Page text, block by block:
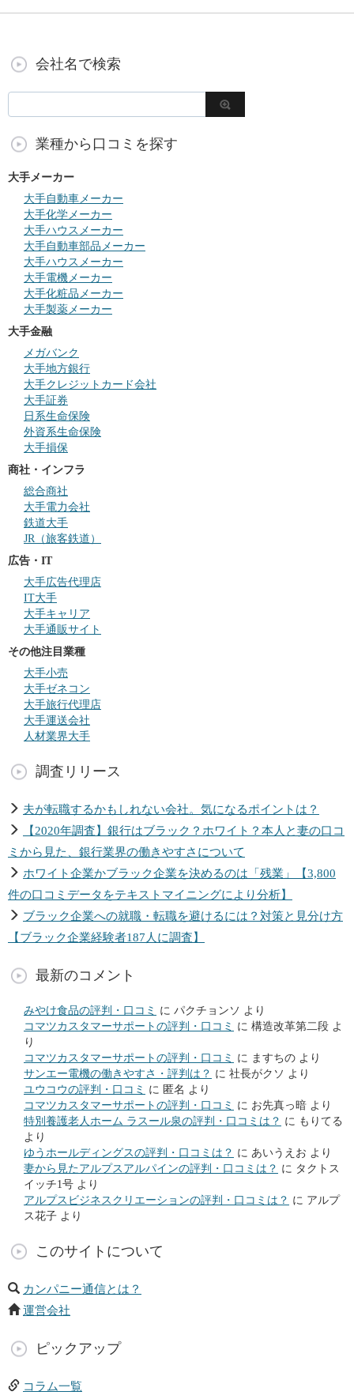
会社名で検索
業種から口コミを探す
大手メーカー
大手自動車メーカー
大手化学メーカー
大手ハウスメーカー
大手自動車部品メーカー
大手ハウスメーカー
大手電機メーカー
大手化粧品メーカー
大手製薬メーカー
大手金融
メガバンク
大手地方銀行
大手クレジットカード会社
大手証券
日系生命保険
外資系生命保険
大手損保
商社・インフラ
総合商社
大手電力会社
鉄道大手
JR（旅客鉄道）
広告・IT
大手広告代理店
IT大手
大手キャリア
大手通販サイト
その他注目業種
大手小売
大手ゼネコン
大手旅行代理店
大手運送会社
人材業界大手
調査リリース
夫が転職するかもしれない会社。気になるポイントは？
【2020年調査】銀行はブラック？ホワイト？本人と妻の口コ
ミから見た、銀行業界の働きやすさについて
ホワイト企業かブラック企業を決めるのは「残業」【3,800
件の口コミデータをテキストマイニングにより分析】
ブラック企業への就職・転職を避けるには？対策と見分け方
【ブラック企業経験者187人に調査】
最新のコメント
みやけ食品の評判・口コミ に パクチョンソ より
コマツカスタマーサポートの評判・口コミ に 構造改革第二段 よ
り
コマツカスタマーサポートの評判・口コミ に ますちの より
サンエー電機の働きやすさ・評判は？ に 社長がクソ より
ユウコウの評判・口コミ に 匿名 より
コマツカスタマーサポートの評判・口コミ に お先真っ暗 より
特別養護老人ホーム ラスール泉の評判・口コミは？ に もりてる
より
ゆうホールディングスの評判・口コミは？ に あいうえお より
妻から見たアルプスアルパインの評判・口コミは？ に タクトス
イッチ1号 より
アルプスビジネスクリエーションの評判・口コミは？ に アルプ
ス花子 より
このサイトについて
カンパニー通信とは？
運営会社
ピックアップ
コラム一覧